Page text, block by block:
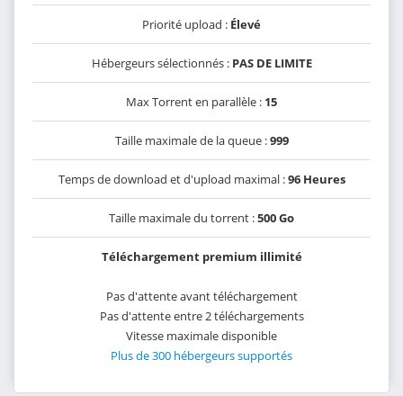
Priorité upload : Élevé
Hébergeurs sélectionnés : PAS DE LIMITE
Max Torrent en parallèle : 15
Taille maximale de la queue :999
Temps de download et d'upload maximal :96 Heures
Taille maximale du torrent :500 Go
Téléchargement premium illimité
Pas d'attente avant téléchargement
Pas d'attente entre 2 téléchargements
Vitesse maximale disponible
Plus de 300 hébergeurs supportés